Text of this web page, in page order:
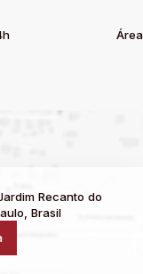
Recanto do
Brasil